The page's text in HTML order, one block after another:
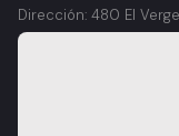
Dirección: 480 El